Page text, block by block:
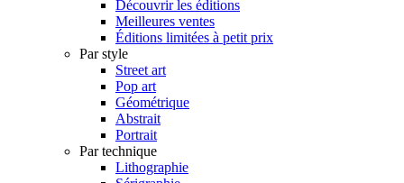
Découvrir les éditions
Meilleures ventes
Éditions limitées à petit prix
Par style
Street art
Pop art
Géométrique
Abstrait
Portrait
Par technique
Lithographie